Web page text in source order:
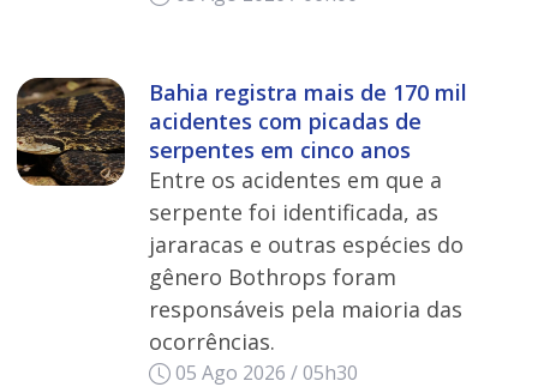
Bahia registra mais de 170 mil
acidentes com picadas de
serpentes em cinco anos
Entre os acidentes em que a
serpente foi identificada, as
jararacas e outras espécies do
gênero Bothrops foram
responsáveis pela maioria das
ocorrências.
05 Ago 2026 / 05h30